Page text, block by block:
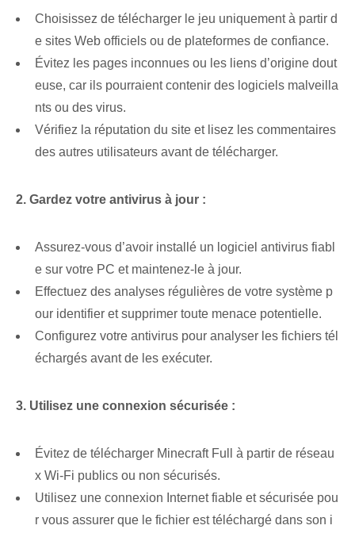
Choisissez de télécharger le jeu uniquement à partir d
e sites Web officiels ou de plateformes de confiance.
Évitez les pages inconnues ou les liens d’origine dout
euse, car ils pourraient contenir des logiciels malveilla
nts ou des virus.
Vérifiez la réputation du site et lisez les commentaires
des autres utilisateurs avant de télécharger.
2.⁢ Gardez ⁢votre antivirus à jour :
Assurez-vous d’avoir installé un logiciel antivirus fiabl
e sur votre PC et maintenez-le à jour.
Effectuez des analyses régulières de votre système p
our identifier et supprimer toute menace potentielle.
Configurez votre antivirus pour analyser les fichiers tél
échargés avant de les exécuter.
3. Utilisez une connexion sécurisée :
Évitez de télécharger Minecraft Full à partir de réseau
x Wi-Fi publics ou non sécurisés.
Utilisez une connexion Internet fiable et sécurisée pou
r vous assurer que le fichier est téléchargé dans son i